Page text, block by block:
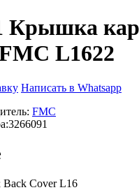
Крышка
L1622
Написать в Whatsapp
FMC
3266091
Back Cover L16